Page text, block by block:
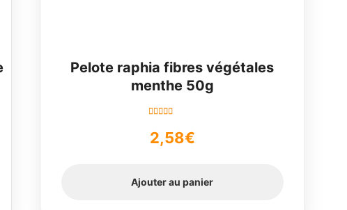
Pelote raphia fibres végétales
menthe 50g
5
2,58€
Ajouter au panier